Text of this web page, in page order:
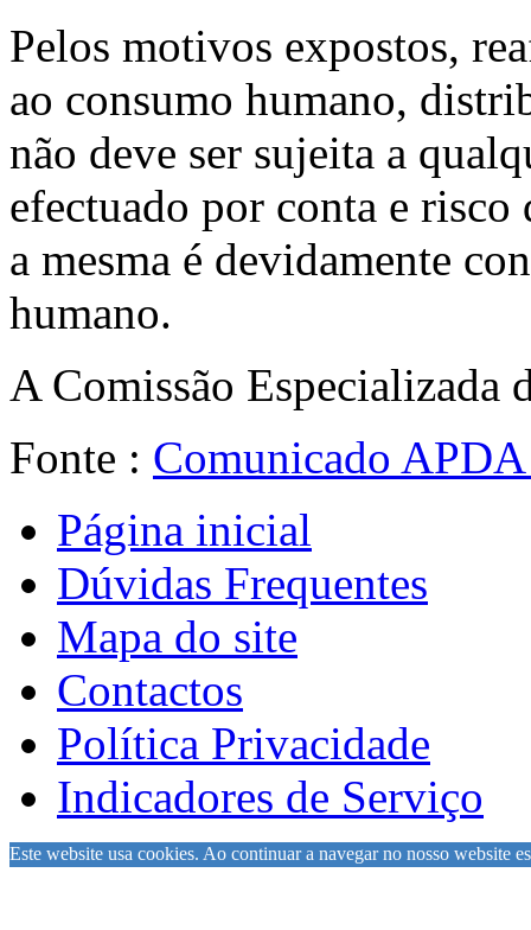
Pelos motivos expostos,
ao consumo humano,
não deve ser sujeita a
efectuado por conta e risco
a mesma é devidamente
humano.
A Comissão Especializada
Fonte : Comunicado
Página inicial
Dúvidas Frequentes
Mapa do site
Contactos
Política Privacidade
Indicadores de Serviço
Este website usa cookies. Ao continuar a navegar no nosso website